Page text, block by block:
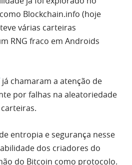
Blockchain.info (hoje
várias carteiras
RNG fraco em Androids
já chamaram a atenção de
por falhas na aleatoriedade
entropia e segurança nesse
dos criadores do
do Bitcoin como protocolo.